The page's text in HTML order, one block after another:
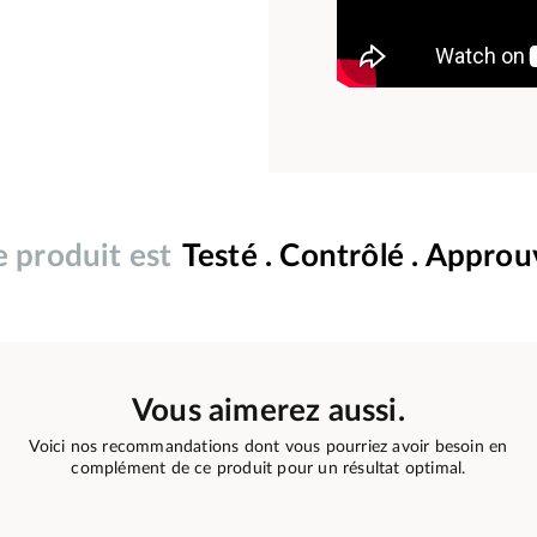
produit est Testé . Contrôlé .
Vous aimerez aussi.
Voici nos recommandations dont vous pourriez avoir besoin en
complément de ce produit pour un résultat optimal.